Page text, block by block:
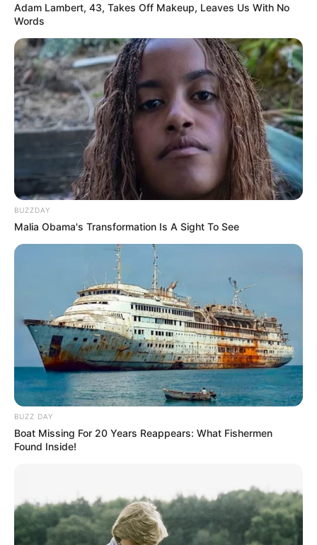
Adam Lambert, 43, Takes Off Makeup, Leaves Us With No
Words
BUZZDAY
Malia Obama's Transformation Is A Sight To See
BUZZ DAY
Boat Missing For 20 Years Reappears: What Fishermen
Found Inside!